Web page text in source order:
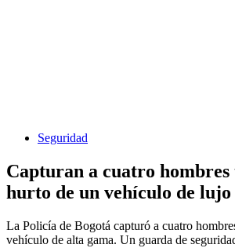
Seguridad
Capturan a cuatro
hurto de un vehículo de lujo
La Policía de Bogotá capturó a cuatro
vehículo de alta gama. Un guarda de